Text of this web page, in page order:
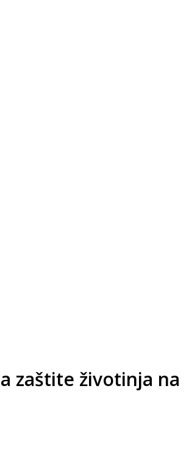
zaštite životinja na